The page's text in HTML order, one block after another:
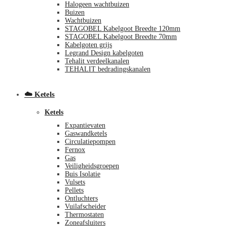
Halogeen wachtbuizen
Buizen
Wachtbuizen
STAGOBEL Kabelgoot Breedte 120mm
STAGOBEL Kabelgoot Breedte 70mm
Kabelgoten grijs
Legrand Design kabelgoten
Tehalit verdeelkanalen
TEHALIT bedradingskanalen
☁️ Ketels
Ketels
Expantievaten
Gaswandketels
Circulatiepompen
Fernox
Gas
Veiligheidsgroepen
Buis Isolatie
Vulsets
Pellets
Ontluchters
Vuilafscheider
Thermostaten
Zoneafsluiters